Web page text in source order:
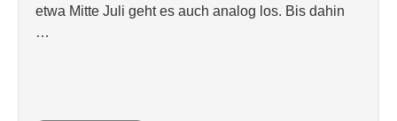
etwa Mitte Juli geht es auch analog los. Bis dahin
…